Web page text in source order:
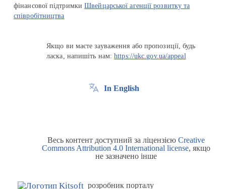
фінансової підтримкиШвейцарської агенції розвитку та
співробітництва
Якщо ви маєте зауваження або пропозиції, будь
ласка, напишіть нам:https://ukc.gov.ua/appeal
In English
Весь контент доступний за ліцензією Creative
Commons Attribution 4.0 International license, якщо
не зазначено інше
розробник порталу